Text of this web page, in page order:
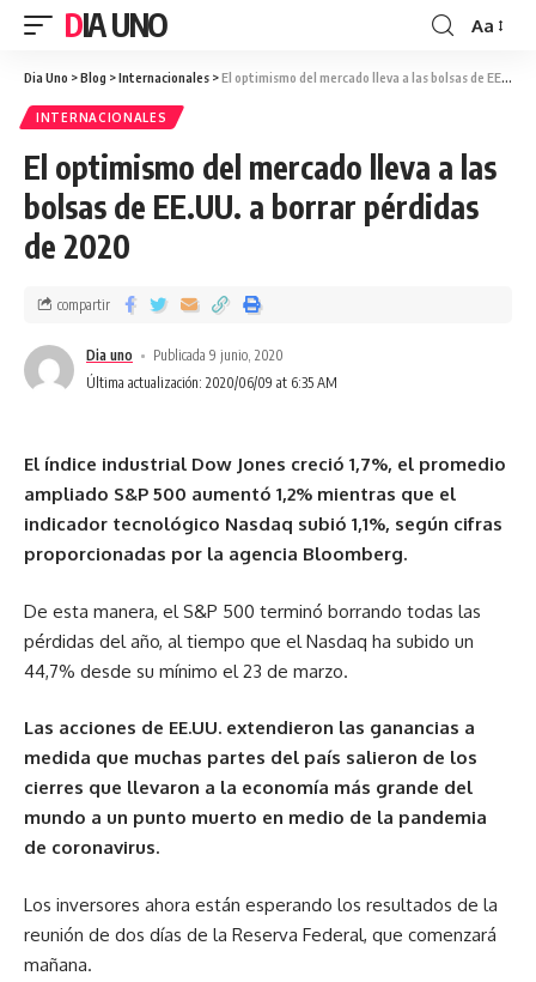
DIA UNO Aa
Dia Uno >Blog >Internacionales >El optimismo del mercado lleva a las bolsas de EE.UU. a borrar pérdidas de 2020
INTERNACIONALES
El optimismo del mercado lleva a las
bolsas de EE.UU. a borrar pérdidas
de 2020
Última actualización: 2020/06/09 at 6:35 AM
Dia uno Publicada 9 junio, 2020
compartir
El índice industrial Dow Jones creció 1,7%, el promedio
ampliado S&P 500 aumentó 1,2% mientras que el
indicador tecnológico Nasdaq subió 1,1%, según cifras
proporcionadas por la agencia Bloomberg.
De esta manera, el S&P 500 terminó borrando todas las
pérdidas del año, al tiempo que el Nasdaq ha subido un
44,7% desde su mínimo el 23 de marzo.
Las acciones de EE.UU. extendieron las ganancias a
medida que muchas partes del país salieron de los
cierres que llevaron a la economía más grande del
mundo a un punto muerto en medio de la pandemia
de coronavirus.
Los inversores ahora están esperando los resultados de la
reunión de dos días de la Reserva Federal, que comenzará
mañana.